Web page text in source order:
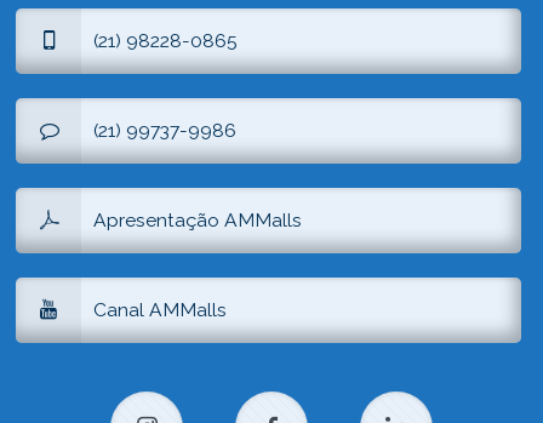
(21) 98228-0865
(21) 99737-9986
Apresentação AMMalls
Canal AMMalls